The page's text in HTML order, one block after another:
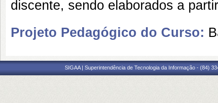
discente, sendo elaborados a
Projeto Pedagógico do Curso:
SIGAA | Superintendência de Tecnologia da Informação - (84)